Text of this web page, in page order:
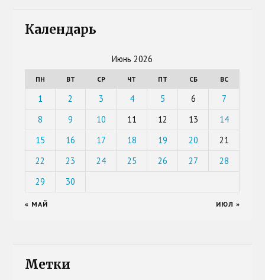
Календарь
Июнь 2026
ПН ВТ СР ЧТ ПТ СБ ВС
1 2 3 4 5 6
7
8
9 10 11 12 13
14
15
16 17 18 19 20
21
22
23 24 25 26 27
28
29
30
« МАЙ ИЮЛ »
Метки